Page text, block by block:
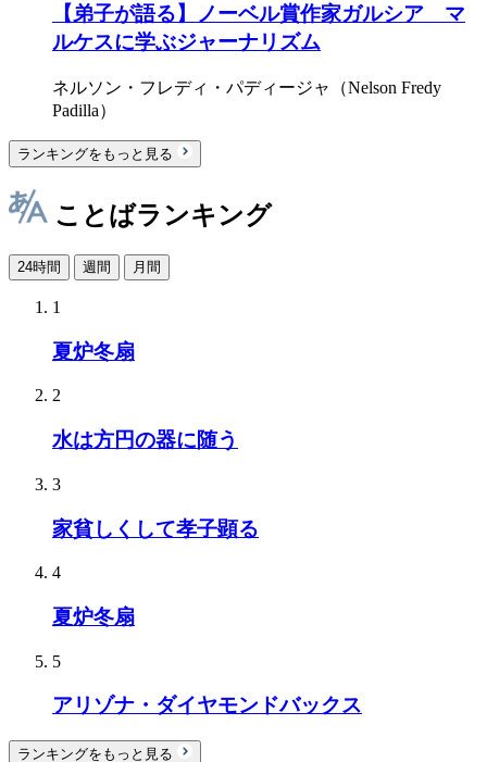
【弟子が語る】ノーベル賞作家ガルシア゠マ
ルケスに学ぶジャーナリズム
ネルソン・フレディ・パディージャ（Nelson Fredy
Padilla）
ランキングをもっと見る
ことばランキング
24時間 週間 月間
1
夏炉冬扇
2
水は方円の器に随う
3
家貧しくして孝子顕る
4
夏炉冬扇
5
アリゾナ・ダイヤモンドバックス
ランキングをもっと見る